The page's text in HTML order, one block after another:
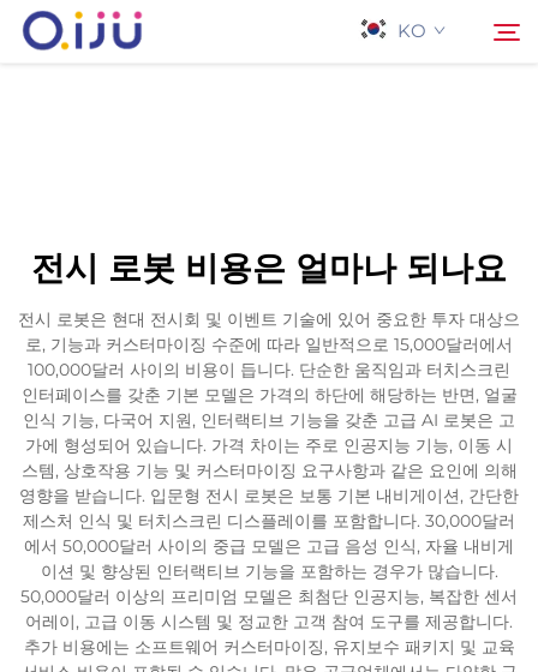
KO
제품
응용 프로그램
사례
뉴스
서비스 지원
연락
전시 로봇 비용은 얼마나 되나요
전시 로봇은 현대 전시회 및 이벤트 기술에 있어 중요한 투자 대상으
로, 기능과 커스터마이징 수준에 따라 일반적으로 15,000달러에서
100,000달러 사이의 비용이 듭니다. 단순한 움직임과 터치스크린
인터페이스를 갖춘 기본 모델은 가격의 하단에 해당하는 반면, 얼굴
인식 기능, 다국어 지원, 인터랙티브 기능을 갖춘 고급 AI 로봇은 고
가에 형성되어 있습니다. 가격 차이는 주로 인공지능 기능, 이동 시
스템, 상호작용 기능 및 커스터마이징 요구사항과 같은 요인에 의해
영향을 받습니다. 입문형 전시 로봇은 보통 기본 내비게이션, 간단한
제스처 인식 및 터치스크린 디스플레이를 포함합니다. 30,000달러
에서 50,000달러 사이의 중급 모델은 고급 음성 인식, 자율 내비게
이션 및 향상된 인터랙티브 기능을 포함하는 경우가 많습니다.
50,000달러 이상의 프리미엄 모델은 최첨단 인공지능, 복잡한 센서
어레이, 고급 이동 시스템 및 정교한 고객 참여 도구를 제공합니다.
추가 비용에는 소프트웨어 커스터마이징, 유지보수 패키지 및 교육